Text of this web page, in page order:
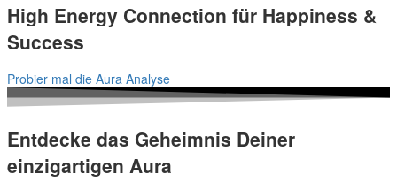
High Energy Connection für Happiness &
Success
Probier mal die Aura Analyse
Entdecke das Geheimnis Deiner
einzigartigen Aura